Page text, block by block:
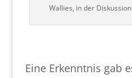
Wallies, in der
Eine Erkenntnis gab